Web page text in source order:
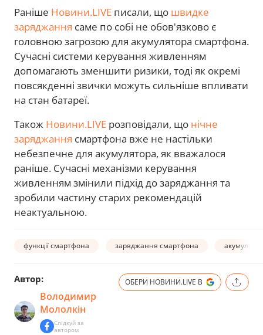
Раніше Новини.LIVE писали, що швидке
заряджання саме по собі не обов'язково є
головною загрозою для акумулятора смартфона.
Сучасні системи керування живленням
допомагають зменшити ризики, тоді як окремі
повсякденні звички можуть сильніше впливати
на стан батареї.
Також Новини.LIVE розповідали, що нічне
заряджання смартфона вже не настільки
небезпечне для акумулятора, як вважалося
раніше. Сучасні механізми керування
живленням змінили підхід до заряджання та
зробили частину старих рекомендацій
неактуальною.
функції смартфона заряджання смартфона
Автор:
Володимир
Мололкін
Слідкуй за
автором
ОБЕРИ НОВИНИ.LIVE В